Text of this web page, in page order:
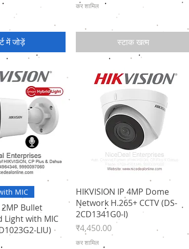
में जोड़ें
कर शामिल
स्टाक खत्म
दृश्य
MIC
2MP Bullet
Light with MIC
LIU)
त्वरित दृश्य
HIKVISION IP 4MP Dome
Network H.265+ CCTV (DS-
2CD1341G0-I)
मूल्य
₹4,450.00
कर शामिल